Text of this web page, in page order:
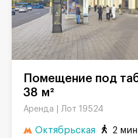
Помещение под табачный ларек,
38 м²
Аренда | Лот 19524
Октябрьская 2 мин